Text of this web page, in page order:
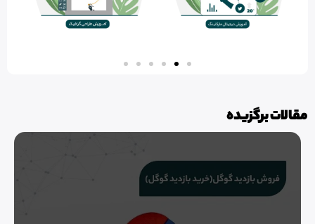
مقالات برگزیده